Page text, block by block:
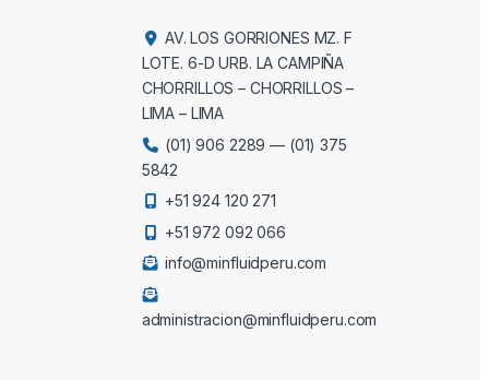
AV. LOS GORRIONES MZ. F
LOTE. 6-D URB. LA CAMPIÑA
CHORRILLOS – CHORRILLOS –
LIMA – LIMA
(01) 906 2289 — (01) 375
5842
+51 924 120 271
+51 972 092 066
info@minfluidperu.com
administracion@minfluidperu.com